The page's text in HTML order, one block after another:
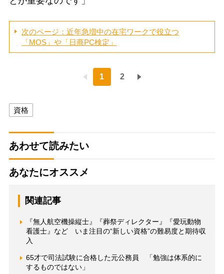
次のページ：近年急増中の在宅ワークで役立つ
「MOS」や「日商PC検定」
1 2
資格
あわせて読みたい
あなたにオススメ
関連記事
『無人航空機操縦士』『葬祭ディレクター』『愛玩動物
看護士』など いま注目の“新しい資格”の難易度と期待収
入
65才で司法試験に合格した元公務員 「勉強は体系的に
するものではない」